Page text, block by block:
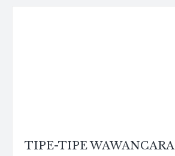
TIPE-TIPE WAWANCARA